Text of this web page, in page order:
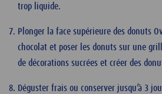
trop liquide.
Plonger la face supérieure des donuts
chocolat et poser les donuts sur une
de décorations sucrées et créer des
Déguster frais ou conserver jusqu’à 3